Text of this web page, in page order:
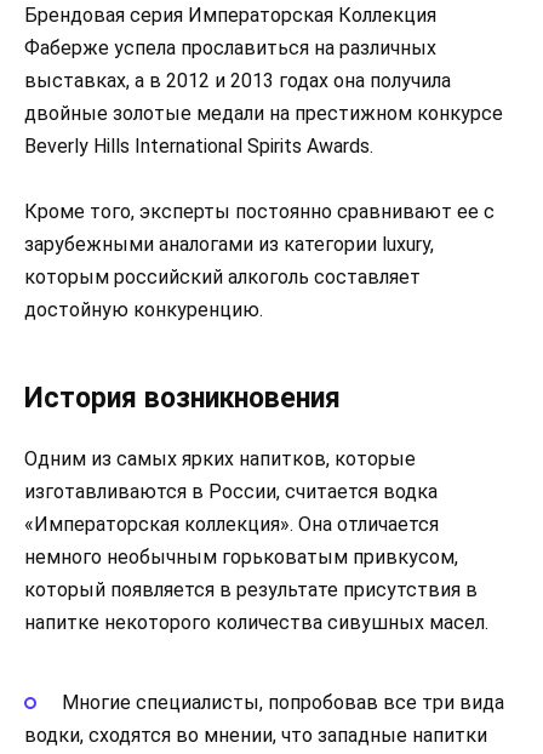
Брендовая серия Императорская Коллекция
Фаберже успела прославиться на различных
выставках, а в 2012 и 2013 годах она получила
двойные золотые медали на престижном конкурсе
Beverly Hills International Spirits Awards.
Кроме того, эксперты постоянно сравнивают ее с
зарубежными аналогами из категории luxury,
которым российский алкоголь составляет
достойную конкуренцию.
История возникновения
Одним из самых ярких напитков, которые
изготавливаются в России, считается водка
«Императорская коллекция». Она отличается
немного необычным горьковатым привкусом,
который появляется в результате присутствия в
напитке некоторого количества сивушных масел.
Многие специалисты, попробовав все три вида
водки, сходятся во мнении, что западные напитки